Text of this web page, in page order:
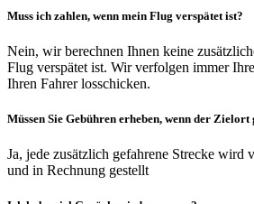
Muss ich zahlen, wenn mein Flug verspätet ist?
Nein, wir berechnen Ihnen keine
Flug verspätet ist. Wir verfolgen immer
Ihren Fahrer losschicken.
Müssen Sie Gebühren erheben, wenn der
Ja, jede zusätzlich gefahrene Strecke wird
und in Rechnung gestellt